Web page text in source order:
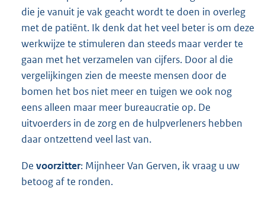
die je vanuit je vak geacht wordt te doen in overleg
met de patiënt. Ik denk dat het veel beter is om deze
werkwijze te stimuleren dan steeds maar verder te
gaan met het verzamelen van cijfers. Door al die
vergelijkingen zien de meeste mensen door de
bomen het bos niet meer en tuigen we ook nog
eens alleen maar meer bureaucratie op. De
uitvoerders in de zorg en de hulpverleners hebben
daar ontzettend veel last van.
De voorzitter: Mijnheer Van Gerven, ik vraag u uw
betoog af te ronden.